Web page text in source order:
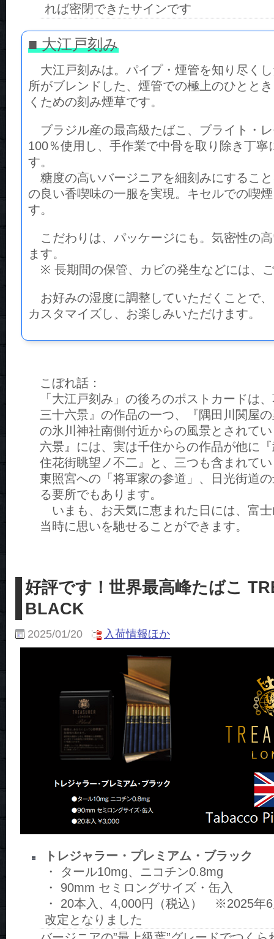
れば密閉できたサインです
■ 大江戸刻み
大江戸刻みは。パイプ・煙管を知り尽く
所がブレンドした、煙管での極上のひとと
くための刻み煙草です。
ブラジル産の最高級たばこ、ブライト・
100％使用し、手作業で中骨を取り除き丁寧
す。
糖度の高いバージニアを細刻みにするこ
の良い香喫味の一服を実現。キセルでの喫
す。
こだわりは、パッケージにも。気密性の
ます。
※ 長期間の保管、カビの発生などには、
お好みの湿度に調整していただくことで
カスタマイズし、お楽しみいただけます。
こぼれ話：
「大江戸刻み」の後ろのポストカードは
三十六景』の作品の一つ、『隅田川関屋
の氷川神社南側付近からの風景とされて
六景』には、実は千住からの作品が他に
住花街眺望ノ不二』と、三つも含まれて
東照宮への「将軍家の参道」、日光街道
る要所でもあります。
いまも、お天気に恵まれた日には、富
当時に思いを馳せることができます。
好評です！世界最高峰たばこ
BLACK
2025/01/20 入荷情報ほか
トレジャラー・プレミアム・ブラック
・ タール10mg、ニコチン0.8mg
・ 90mm セミロングサイズ・缶入
・ 20本入、4,000円（税込） ※2025年
改定となりました